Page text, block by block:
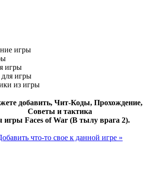
игры
игры
игры
из игры
добавить, Чит-Коды, Прохождение,
Советы и тактика
игры Faces of War (В тылу врага 2).
что-то свое к данной игре »